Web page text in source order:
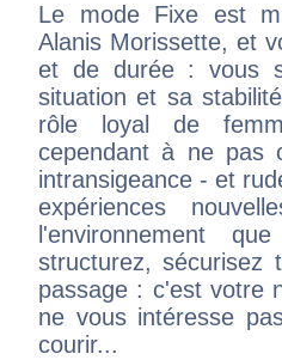
Le mode Fixe est
Alanis Morissette, et
et de durée : vous
situation et sa
rôle loyal de
cependant à ne pas
intransigeance - et
expériences
l'environnement
structurez, sécurisez
passage : c'est votre
ne vous intéresse
courir...